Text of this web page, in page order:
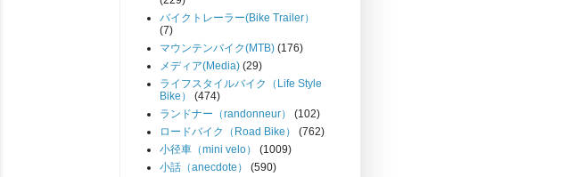
バイクトレーラー(Bike Trailer）
(7)
マウンテンバイク(MTB) (176)
メディア(Media) (29)
ライフスタイルバイク（Life Style
Bike）
(474)
ランドナー（randonneur）
(102)
ロードバイク（Road Bike）
(762)
小径車（mini velo）
(1009)
小話（anecdote）
(590)